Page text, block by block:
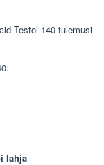
Testol-140 tulemusi
lahja